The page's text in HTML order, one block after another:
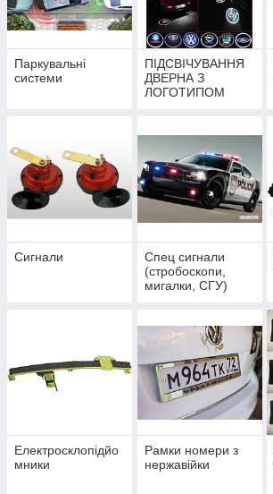
Паркувальні
системи
ПІДСВІЧУВАННЯ
ДВЕРНА З
ЛОГОТИПОМ
Сигнали
Спец сигнали
(стробоскопи,
мигалки, СГУ)
Електросклопідйо
мники
Рамки номери з
нержавійки